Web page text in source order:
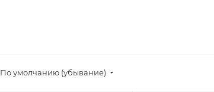
По умолчанию (убывание)